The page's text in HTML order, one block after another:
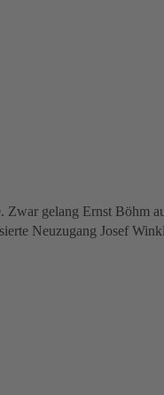
gelang Ernst Böhm
Neuzugang Josef